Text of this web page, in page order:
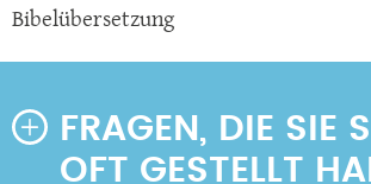
Bibelübersetzung
FRAGEN, DIE SIE
OFT GESTELLT